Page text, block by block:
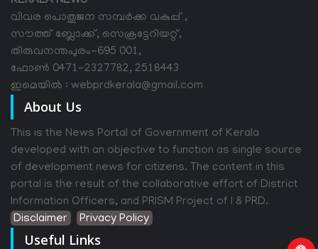
വിവര പൊതുജന സമ്പര്‍ക്ക വകുപ്പ് ,
സൗത്ത് ബ്ലോക്ക്, സെക്രട്ടേറിയറ്റ്,
തിരുവനന്തപുരം-695 001,
ഫോൺ 0471-2327782, 2518443
ഇമെയിൽ : webprdkerala@gmail.com
About Us
This is the News Portal of Government of Kerala
developed with an objective to function as single source
of development news for citizens. The content in this
portal is the result of the collaborative effort of District
Information Officers, and PRISM Project of I & PRD.
Disclaimer
Privacy Policy
Useful Links